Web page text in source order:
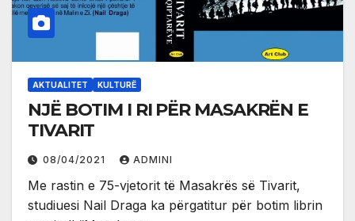
AKTUALITET KULTURË
NJË BOTIM I RI PËR MASAKRËN E
TIVARIT
08/04/2021 ADMINI
Me rastin e 75-vjetorit të Masakrës së Tivarit,
studiuesi Nail Draga ka përgatitur për botim librin